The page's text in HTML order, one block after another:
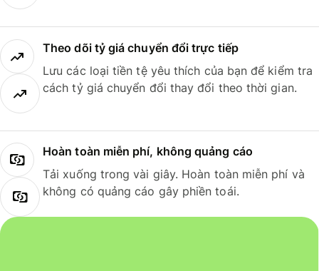
Theo dõi tỷ giá chuyển đổi trực tiếp
Lưu các loại tiền tệ yêu thích của bạn để kiểm tra
cách tỷ giá chuyển đổi thay đổi theo thời gian.
Hoàn toàn miễn phí, không quảng cáo
Tải xuống trong vài giây. Hoàn toàn miễn phí và
không có quảng cáo gây phiền toái.